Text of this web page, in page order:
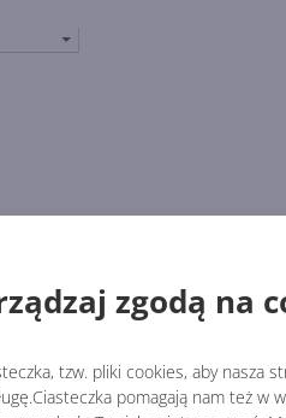
zgodą na
tzw. pliki cookies, aby nasza
pomagają nam też w